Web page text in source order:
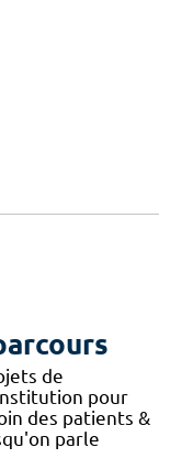
de
pour
des patients &
parle